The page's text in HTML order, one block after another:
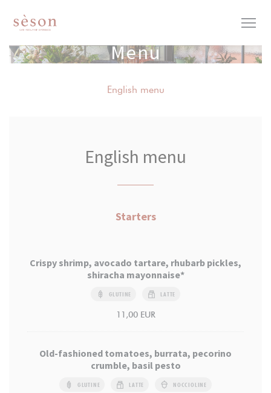
Menu
English menu
English menu
Starters
Crispy shrimp, avocado tartare, rhubarb pickles,
shiracha mayonnaise*
GLUTINE LATTE
11,00 EUR
Old-fashioned tomatoes, burrata, pecorino
crumble, basil pesto
GLUTINE LATTE NOCCIOLINE